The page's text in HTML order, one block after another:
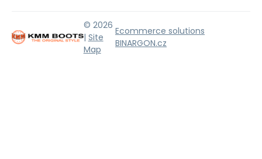
© 2026
| Site
Map
Ecommerce solutions
BINARGON.cz